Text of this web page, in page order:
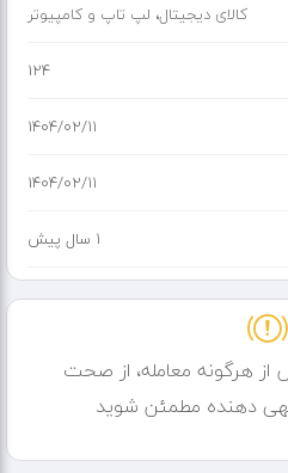
کالای دیجیتال، لپ تاپ و کامپیوتر
124
۱۴۰۴/۰۲/۱۱
۱۴۰۴/۰۲/۱۱
1 سال پیش
از هرگونه معامله، از صحت
دهنده مطمئن شوید